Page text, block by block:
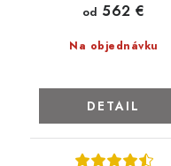
NOČNÉ STOLÍKY
Na objednávku
od 562 €
DETAIL